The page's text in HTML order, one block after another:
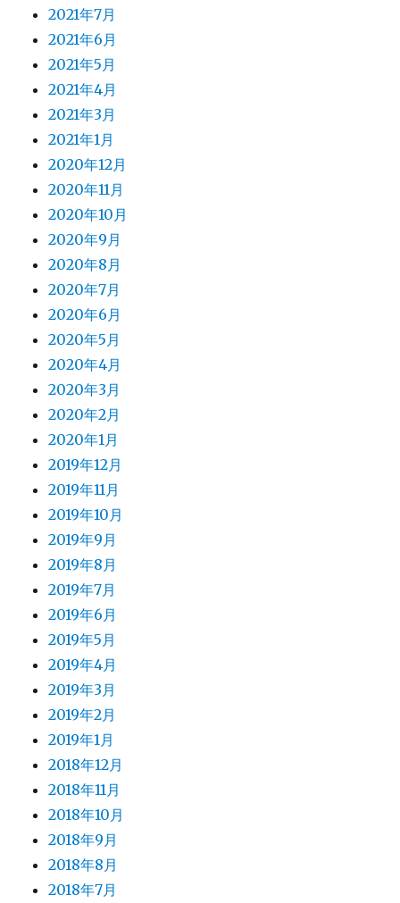
2021年7月
2021年6月
2021年5月
2021年4月
2021年3月
2021年1月
2020年12月
2020年11月
2020年10月
2020年9月
2020年8月
2020年7月
2020年6月
2020年5月
2020年4月
2020年3月
2020年2月
2020年1月
2019年12月
2019年11月
2019年10月
2019年9月
2019年8月
2019年7月
2019年6月
2019年5月
2019年4月
2019年3月
2019年2月
2019年1月
2018年12月
2018年11月
2018年10月
2018年9月
2018年8月
2018年7月